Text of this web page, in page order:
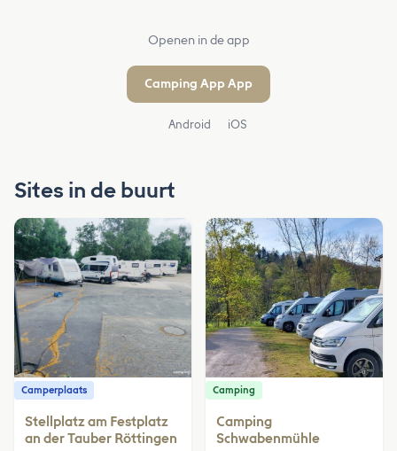
Openen in de app
Camping App App
Android iOS
Sites in de buurt
Camperplaats
Stellplatz am Festplatz
an der Tauber Röttingen
Camping
Camping
Schwabenmühle